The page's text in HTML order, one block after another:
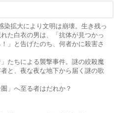
拡大により文明は崩壊。生き残っ
た白衣の男は、「抗体が見つかっ
」と告げたのち、何者かに殺害さ
たちによる襲撃事件。謎の絞殺魔
と、夜な夜な地下から届く謎の歌
」へ至る者はだれか？